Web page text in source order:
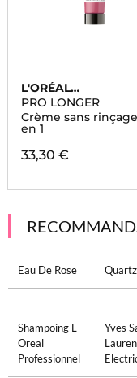
L'ORÉAL
PROFESSIONNEL
PRO LONGER
Crème sans
en 1
33,30 €
Eau De Rose
Shampoing L
Oreal
Professionnel
Yves